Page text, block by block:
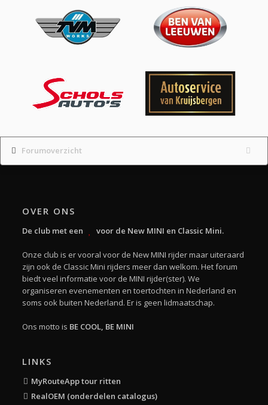
Forumoverzicht
OVER ONS
De club met een voor de New MINI en Classic Mini.
Onze club is er vooral voor de New MINI rijder maar uiteraard
zijn ook de Classic Mini rijders meer dan welkom. Het forum
biedt veel informatie voor de MINI rijder(ster). We
organiseren evenementen en toertochten in Nederland en
soms ook buiten Nederland. Er is geen lidmaatschap.
Ons motto is BE COOL, BE MINI
LINKS
MyRouteApp tour ritten
RealOEM (onderdelen catalogus)